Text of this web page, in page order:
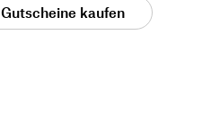
Gutscheine kaufen